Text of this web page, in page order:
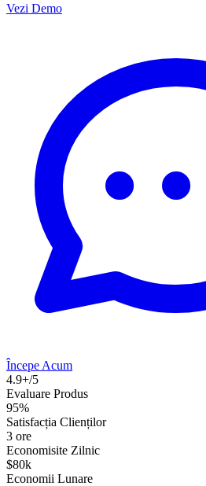
Vezi Demo
Începe Acum
4.9+/5
Evaluare Produs
95%
Satisfacția Clienților
3 ore
Economisite Zilnic
$80k
Economii Lunare